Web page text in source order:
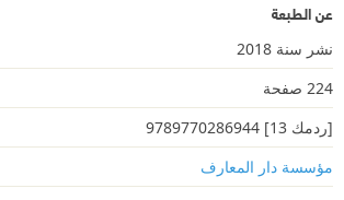
عن الطبعة
نشر سنة 2018
224 صفحة
[ردمك 13] 9789770286944
مؤسسة دار المعارف